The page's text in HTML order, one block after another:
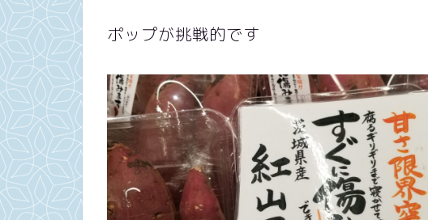
ポップが挑戦的です